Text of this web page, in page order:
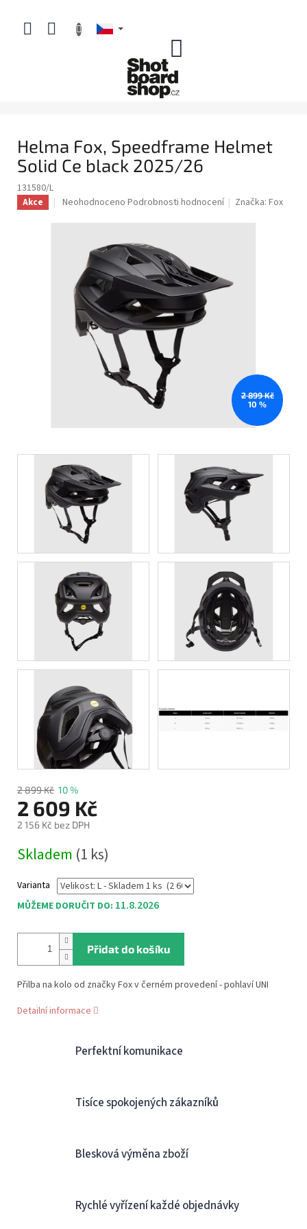
obsah
Helma Fox, Speedframe Helmet
Solid Ce black 2025/26
131580/L
Akce
Průměrné
produktu
hvězdiček.
Neohodnoceno Podrobnosti hodnocení Značka:Fox
2 899 Kč
10 %
2 899 Kč 10 %
2 609 Kč
2 156 Kč bez DPH
cena:
Skladem (1 ks)
Varianta
MŮŽEME DORUČIT DO: 11.8.2026
Přidat do košíku
Přilba na kolo od značky Fox v černém provedení - pohlaví UNI
Detailní informace
Perfektní komunikace
Tisíce spokojených zákazníků
Blesková výměna zboží
Rychlé vyřízení každé objednávky